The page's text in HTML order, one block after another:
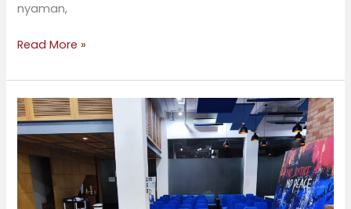
nyaman,
Read More »
Sewa
Kursi
Futura
dengan
Desain
Elegan